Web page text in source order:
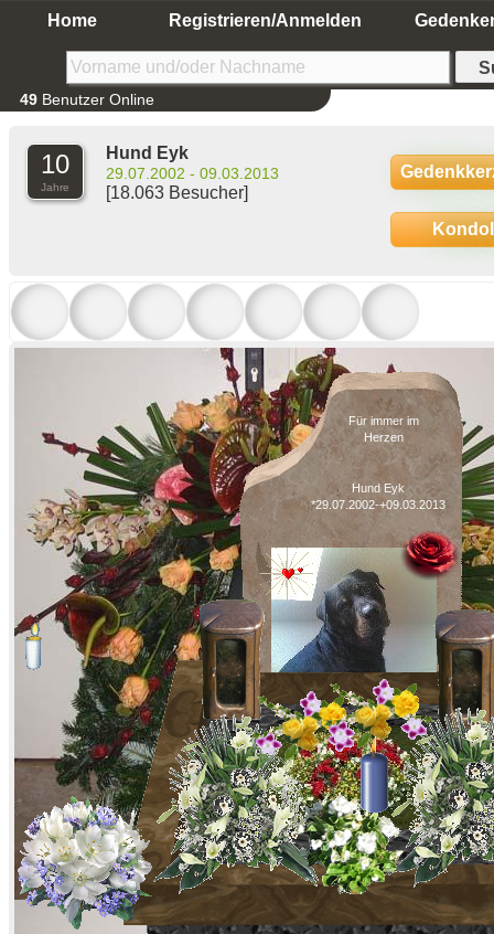
Home Registrieren/Anmelden
49 Benutzer Online
10
Jahre
Hund Eyk
29.07.2002 - 09.03.2013
[18.063 Besucher]
Hund Eyk
*29.07.2002-+09.03.2013
Für immer im
Herzen